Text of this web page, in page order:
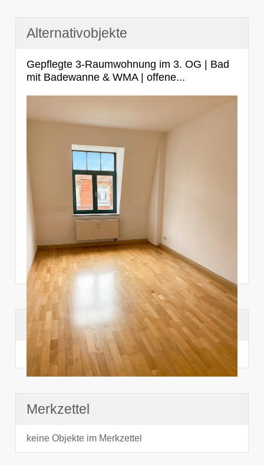
Alternativobjekte
Gepflegte 3-Raumwohnung im 3. OG | Bad
mit Badewanne & WMA | offene...
Suchhistorie
noch nichts angesehen
Merkzettel
keine Objekte im Merkzettel